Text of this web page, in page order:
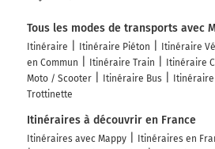
Continuer Avenue de la
25 mètres
Périphérique). Continuer
193 km
Tous les modes de transports avec
Itinéraire Itinéraire Piéton Itinéraire
en Commun
Itinéraire Train Itinéraire
Moto / Scooter
Itinéraire Bus
Trottinette
Itinéraires à découvrir en France
Itinéraires avec Mappy Itinéraires en